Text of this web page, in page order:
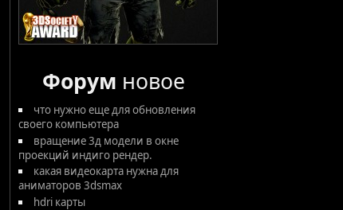
Форум новое
что нужно еще для обновления
своего компьютера
вращение 3д модели в окне
проекций индиго рендер.
какая видеокарта нужна для
аниматоров 3dsmax
hdri карты